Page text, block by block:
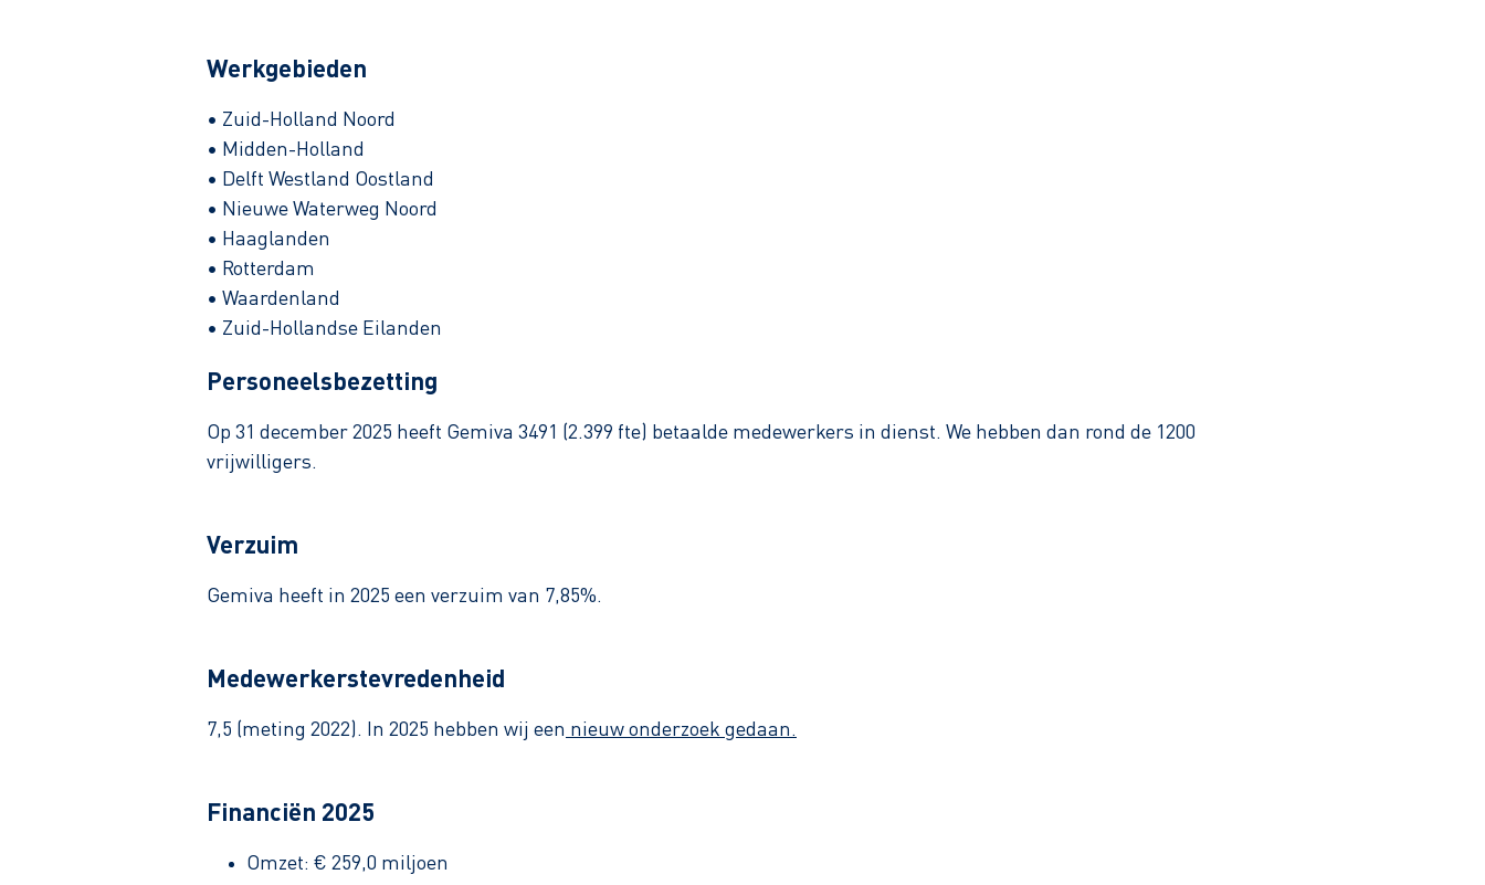
Werkgebieden
• Zuid-Holland Noord
• Midden-Holland
• Delft Westland Oostland
• Nieuwe Waterweg Noord
• Haaglanden
• Rotterdam
• Waardenland
• Zuid-Hollandse Eilanden
Personeelsbezetting
Op 31 december 2025 heeft Gemiva 3491 (2.399 fte) betaalde medewerkers in dienst. We hebben dan rond de 1200
vrijwilligers.
Verzuim
Gemiva heeft in 2025 een verzuim van 7,85%.
Medewerkerstevredenheid
7,5 (meting 2022). In 2025 hebben wij een nieuw onderzoek gedaan.
Financiën 2025
Omzet: € 259,0 miljoen